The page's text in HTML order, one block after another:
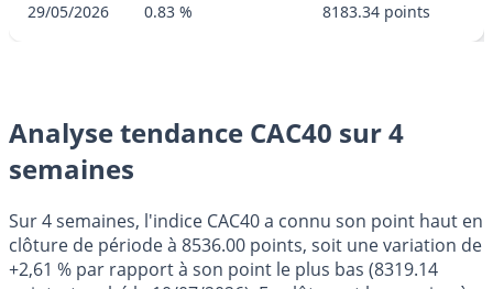
29/05/2026 0.83 % 8183.34 points
Analyse tendance CAC40 sur 4
semaines
Sur 4 semaines, l'indice CAC40 a connu son point haut en
clôture de période à 8536.00 points, soit une variation de
+2,61 % par rapport à son point le plus bas (8319.14